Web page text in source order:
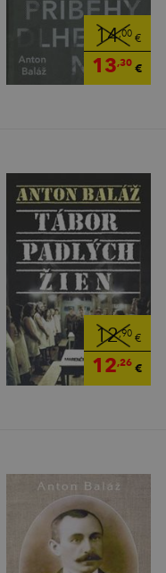
14,00€
13,30€
12,90€
12,26€